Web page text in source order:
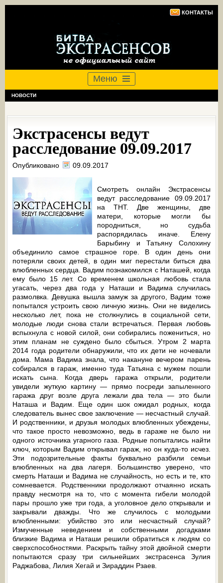
КОНТАКТЫ
Меню
НОВОСТИ
Экстрасенсы ведут
расследование 09.09.2017
Опубликовано 09.09.2017
Смотреть онлайн Экстрасенсы
ведут расследование 09.09.2017
на ТНТ. Две женщины, две
матери, которые могли бы
породниться, но судьба
распорядилась иначе. Елену
Барыбину и Татьяну Солохину
объединило самое страшное горе. В один день они
потеряли своих детей, в один миг перестали биться два
влюбленных сердца. Вадим познакомился с Наташей, когда
ему было 15 лет. Со временем школьная любовь стала
угасать, через два года у Наташи и Вадима случилась
размолвка. Девушка вышла замуж за другого, Вадим тоже
попытался устроить свою личную жизнь. Они не виделись
несколько лет, пока не столкнулись в социальной сети,
молодые люди снова стали встречаться. Первая любовь
вспыхнула с новой силой, они собирались пожениться, но
этим планам не суждено было сбыться. Утром 2 марта
2014 года родители обнаружили, что их дети не ночевали
дома. Мама Вадима знала, что накануне вечером парень
собирался в гараж, именно туда Татьяна с мужем пошли
искать сына. Когда дверь гаража открыли, родители
увидели жуткую картину — прямо посреди запыленного
гаража друг возле друга лежали два тела — это были
Наташа и Вадим. Еще один шок ожидал родных, когда
следователь вынес свое заключение — несчастный случай.
И родственники, и друзья молодых влюбленных убеждены,
что такое просто невозможно, ведь в гараже не было ни
одного источника угарного газа. Родные попытались найти
ключ, которым Вадим открывал гараж, но он куда-то исчез.
Эти подозрительные факты буквально разбили семьи
влюбленных на два лагеря. Большинство уверено, что
смерть Наташи и Вадима не случайность, но есть и те, кто
сомневается. Родственники продолжают отчаянно искать
правду несмотря на то, что с момента гибели молодой
пары прошло уже три года, а уголовное дело открывали и
закрывали дважды. Что же случилось с молодыми
влюбленными: убийство это или несчастный случай?
Измученные неведением и собственными догадками
близкие Вадима и Наташи решили обратиться к людям со
сверхспособностями. Раскрыть тайну этой двойной смерти
попытаются сразу три сильнейших экстрасенса Зулия
Раджабова, Лилия Хегай и Зираддин Рзаев.